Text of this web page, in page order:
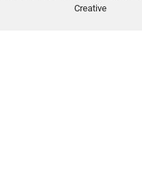
Creative